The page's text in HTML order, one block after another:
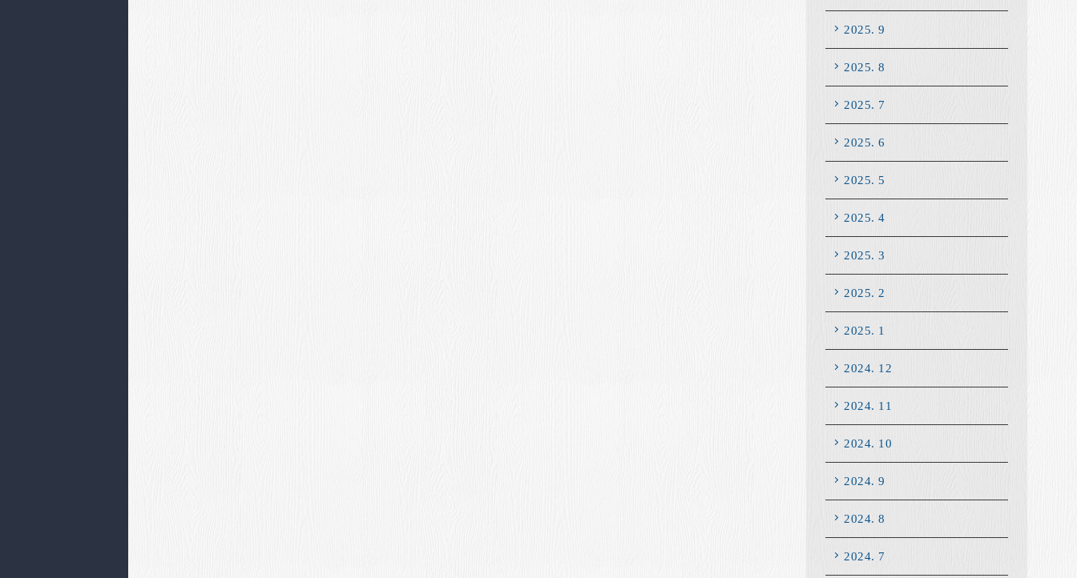
2025. 9
2025. 8
2025. 7
2025. 6
2025. 5
2025. 4
2025. 3
2025. 2
2025. 1
2024. 12
2024. 11
2024. 10
2024. 9
2024. 8
2024. 7